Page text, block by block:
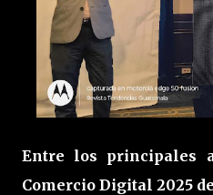
Entre los principales
Comercio Digital 2025